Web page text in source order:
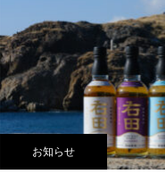
お知らせ